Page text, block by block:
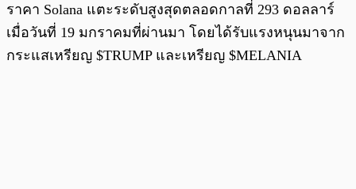
ราคา Solana แตะระดับสูงสุดตลอดกาลที่ 293 ดอลลาร์
เมื่อวันที่ 19 มกราคมที่ผ่านมา โดยได้รับแรงหนุนมาจาก
กระแสเหรียญ $TRUMP และเหรียญ $MELANIA